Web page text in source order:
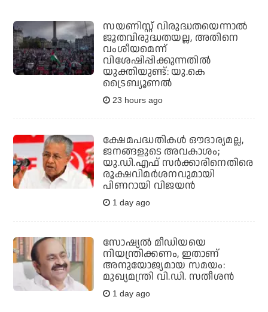
സയണിസ്റ്റ് വിരുദ്ധതയെന്നാല്‍
ജൂതവിരുദ്ധതയല്ല, അതിനെ
വംശീയമെന്ന്
വിശേഷിപ്പിക്കുന്നതില്‍
യുക്തിയുണ്ട്: യു.കെ
ട്രൈബ്യൂണല്‍
23 hours ago
ക്ഷേമപദ്ധതികള്‍ ഔദാര്യമല്ല,
ജനങ്ങളുടെ അവകാശം;
യു.ഡി.എഫ് സര്‍ക്കാരിനെതിരെ
രൂക്ഷവിമര്‍ശനവുമായി
പിണറായി വിജയന്‍
1 day ago
സോഷ്യല്‍ മീഡിയയെ
നിയന്ത്രിക്കണം, ഇതാണ്
അനുയോജ്യമായ സമയം:
മുഖ്യമന്ത്രി വി.ഡി. സതീശന്‍
1 day ago